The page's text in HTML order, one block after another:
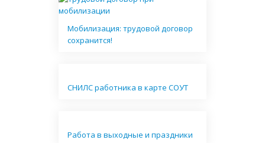
Мобилизация: трудовой договор
сохранится!
СНИЛС работника в карте СОУТ
Работа в выходные и праздники